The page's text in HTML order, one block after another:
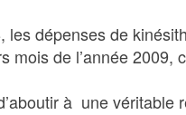
les dépenses de
mois de l’année
à une